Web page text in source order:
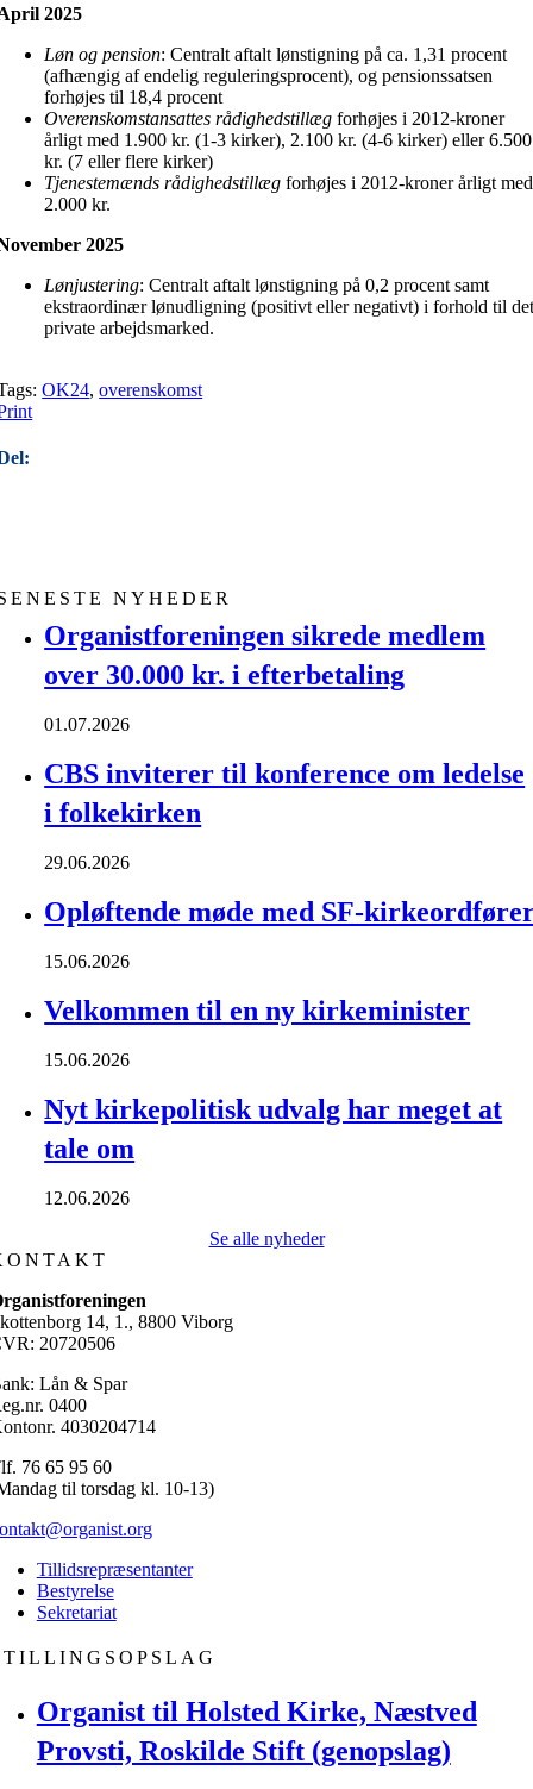
2025
Løn og pension: Centralt aftalt lønstigning på ca. 1,31 procent
(afhængig af endelig reguleringsprocent), og pensionssatsen
forhøjes til 18,4 procent
Overenskomstansattes rådighedstillæg forhøjes i 2012-kroner
årligt med 1.900 kr. (1-3 kirker), 2.100 kr. (4-6 kirker) eller 6.500
kr. (7 eller flere kirker)
Tjenestemænds rådighedstillæg forhøjes i 2012-kroner årligt med
2.000 kr.
2025
Lønjustering: Centralt aftalt lønstigning på 0,2 procent samt
ekstraordinær lønudligning (positivt eller negativt) i forhold til
private arbejdsmarked.
OK24,overenskomst
NYHEDER
Organistforeningen sikrede medlem
over 30.000 kr. i efterbetaling
01.07.2026
CBS inviterer til konference om ledelse
i folkekirken
29.06.2026
Opløftende møde med SF-
15.06.2026
Velkommen til en ny kirkeminister
15.06.2026
Nyt kirkepolitisk udvalg har meget at
tale om
12.06.2026
Se alle nyheder
14, 1., 8800 Viborg
20720506
Lån & Spar
0400
4030204714
76 65 95 60
til torsdag kl. 10-13)
Tillidsrepræsentanter
Bestyrelse
Sekretariat
Organist til Holsted Kirke, Næstved
Provsti, Roskilde Stift (genopslag)